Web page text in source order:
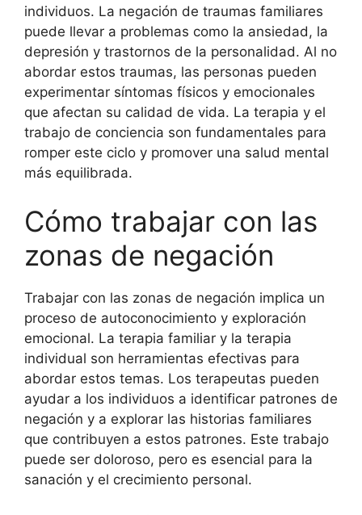
individuos. La negación de traumas familiares
puede llevar a problemas como la ansiedad, la
depresión y trastornos de la personalidad. Al no
abordar estos traumas, las personas pueden
experimentar síntomas físicos y emocionales
que afectan su calidad de vida. La terapia y el
trabajo de conciencia son fundamentales para
romper este ciclo y promover una salud mental
más equilibrada.
Cómo trabajar con las
zonas de negación
Trabajar con las zonas de negación implica un
proceso de autoconocimiento y exploración
emocional. La terapia familiar y la terapia
individual son herramientas efectivas para
abordar estos temas. Los terapeutas pueden
ayudar a los individuos a identificar patrones de
negación y a explorar las historias familiares
que contribuyen a estos patrones. Este trabajo
puede ser doloroso, pero es esencial para la
sanación y el crecimiento personal.